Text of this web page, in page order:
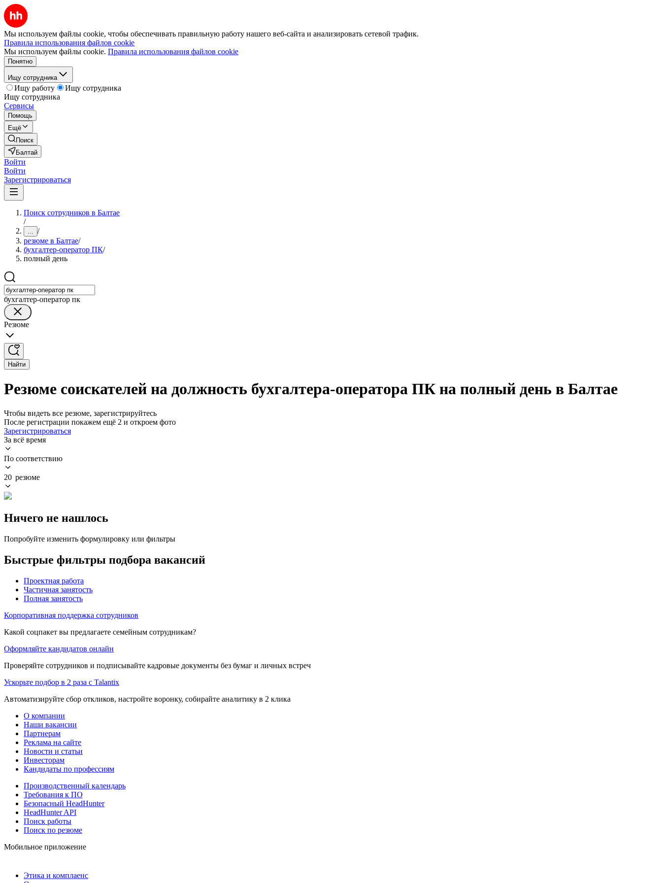
Мы используем файлы cookie, чтобы обеспечивать правильную работу нашего веб-сайта и анализировать сетевой трафик.
Правила использования файлов cookie
Мы используем файлы cookie. Правила использования файлов cookie
Понятно
Ищу сотрудника
Ищу работу
Ищу сотрудника
Ищу сотрудника
Сервисы
Помощь
Ещё
Поиск
Балтай
Войти
Войти
Зарегистрироваться
Поиск сотрудников в Балтае
/
... /
резюме в Балтае/
бухгалтер-оператор ПК/
полный день
бухгалтер-оператор пк
Резюме
Найти
Резюме соискателей на должность бухгалтера-оператора ПК на полный день в Балтае
Чтобы видеть все резюме, зарегистрируйтесь
После регистрации покажем ещё 2 и откроем фото
Зарегистрироваться
За всё время
По соответствию
20 резюме
Ничего не нашлось
Попробуйте изменить формулировку или фильтры
Быстрые фильтры подбора вакансий
Проектная работа
Частичная занятость
Полная занятость
Корпоративная поддержка сотрудников
Какой соцпакет вы предлагаете семейным сотрудникам?
Оформляйте кандидатов онлайн
Проверяйте сотрудников и подписывайте кадровые документы без бумаг и личных встреч
Ускорьте подбор в 2 раза с Talantix
Автоматизируйте сбор откликов, настройте воронку, собирайте аналитику в 2 клика
О компании
Наши вакансии
Партнерам
Реклама на сайте
Новости и статьи
Инвесторам
Кандидаты по профессиям
Производственный календарь
Требования к ПО
Безопасный HeadHunter
HeadHunter API
Поиск работы
Поиск по резюме
Мобильное приложение
Этика и комплаенс